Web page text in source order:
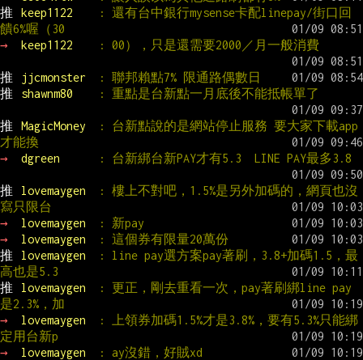
推
keep1122
: 還有台中銀行mysense卡配linepay/街口回
饋6%喔（30
→
keep1122 : 00），只是還需要2000／月一般消費
推 jjcmonster
: 聯邦賴點7% 限通路偶數日
推
shawnm80 : 重點是台新點一月底後不能抵帳單了
推 MagicMoney
: 台新點說的是網站停止服務 要大家下載app
才能換
→
dgreen : 台新綁台新PAY才有5.3  LINE PAY最多3.8
推 lovemaygen
: 樓上不對吧，1.5%是另外加碼的，網頁也沒
寫只限台
→
lovemaygen
: 新pay
→
lovemaygen
: 這個券有限量20萬份
推
lovemaygen
: line pay選方案pay著刷，3.8+加碼1.5，最
高也是5.3
推
lovemaygen
: 更正，剛去重看一次，pay著刷綁line pay
是2.3%，加
→
lovemaygen
: 上領券加碼1.5%才是3.8%，要有5.3%只能綁
定用台新p
→
lovemaygen
: ay沒錯，好賊xd